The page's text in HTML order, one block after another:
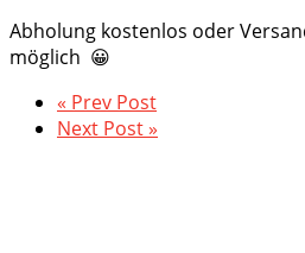
Abholung kostenlos oder
möglich 😀
« Prev Post
Next Post »